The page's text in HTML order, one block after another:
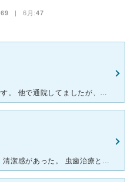
69 | 6月:47
家族みんなでお世話になりたいです。 他で通院してましたが、歯の詰め物が割れてしまい長期間放置してました。流石に気になり、近場の歯医者を探したところ東京医科歯科卒ということで息子と一緒にかかりました。
子供とともに利用。 院内は明るく清潔感があった。 虫歯治療とクリーニングをしたが、何度も通わされることなく処置してもらえた。 虫歯箇所の説明、普段のケアの説明など細かく丁寧に教えてくれ、分か